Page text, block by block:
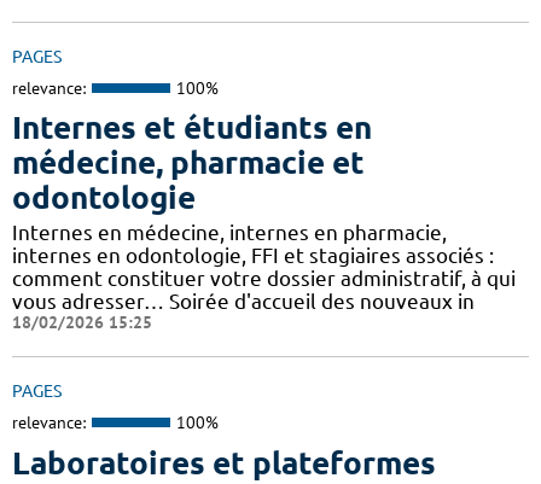
PAGES
relevance: 100%
Internes et étudiants en
médecine, pharmacie et
odontologie
Internes en médecine, internes en pharmacie,
internes en odontologie, FFI et stagiaires associés :
comment constituer votre dossier administratif, à qui
vous adresser… Soirée d'accueil des nouveaux in
18/02/2026 15:25
PAGES
relevance: 100%
Laboratoires et plateformes